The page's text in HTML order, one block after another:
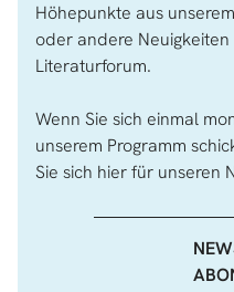
Höhepunkte aus
oder andere Neuigkeiten
Literaturforum.
Wenn Sie sich einmal
unserem Programm
Sie sich hier für unseren